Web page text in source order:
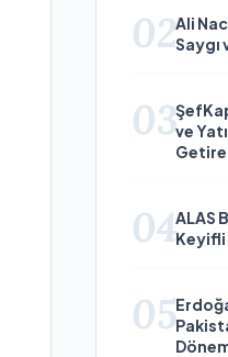
02Ali
Saygı
03ve
04ALAS
Keyifli
05